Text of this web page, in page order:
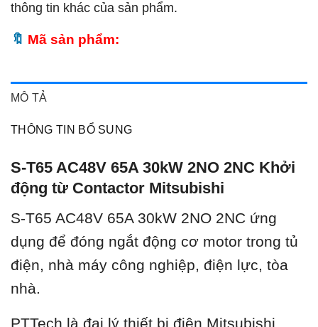
thông tin khác của sản phẩm.
Mã sản phẩm:
MÔ TẢ
THÔNG TIN BỔ SUNG
S-T65 AC48V 65A 30kW 2NO 2NC Khởi
động từ Contactor Mitsubishi
S-T65 AC48V 65A 30kW 2NO 2NC ứng
dụng để đóng ngắt động cơ motor trong tủ
điện, nhà máy công nghiệp, điện lực, tòa
nhà.
PTTech là đại lý thiết bị điện Mitsubishi,